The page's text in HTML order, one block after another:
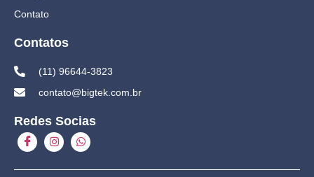
Contato
Contatos
(11) 96644-3823
contato@bigtek.com.br
Redes Socias